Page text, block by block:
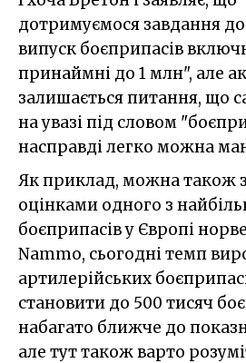
дотримуємося завдання
випуск боєприпасів
принаймні до 1 млн", але
залишається питання, що
на увазі під словом
насправді легко можна
Як приклад, можна також
оцінками одного з
боєприпасів у Європі
Nammo, сьогодні темп
артилерійських
становити до 500 тисяч
набагато ближче до
але тут також варто